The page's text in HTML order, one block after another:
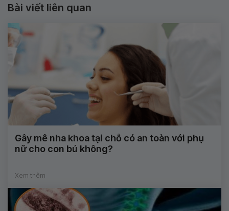
Bài viết liên quan
Gây mê nha khoa tại chỗ có an toàn với phụ
nữ cho con bú không?
Xem thêm